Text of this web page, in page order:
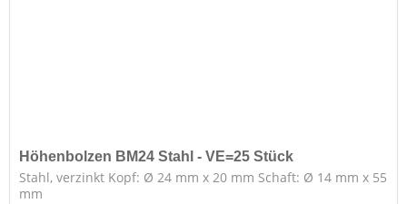
Höhenbolzen BM24 Stahl - VE=25 Stück
Stahl, verzinkt Kopf: Ø 24 mm x 20 mm Schaft: Ø 14 mm x 55
mm